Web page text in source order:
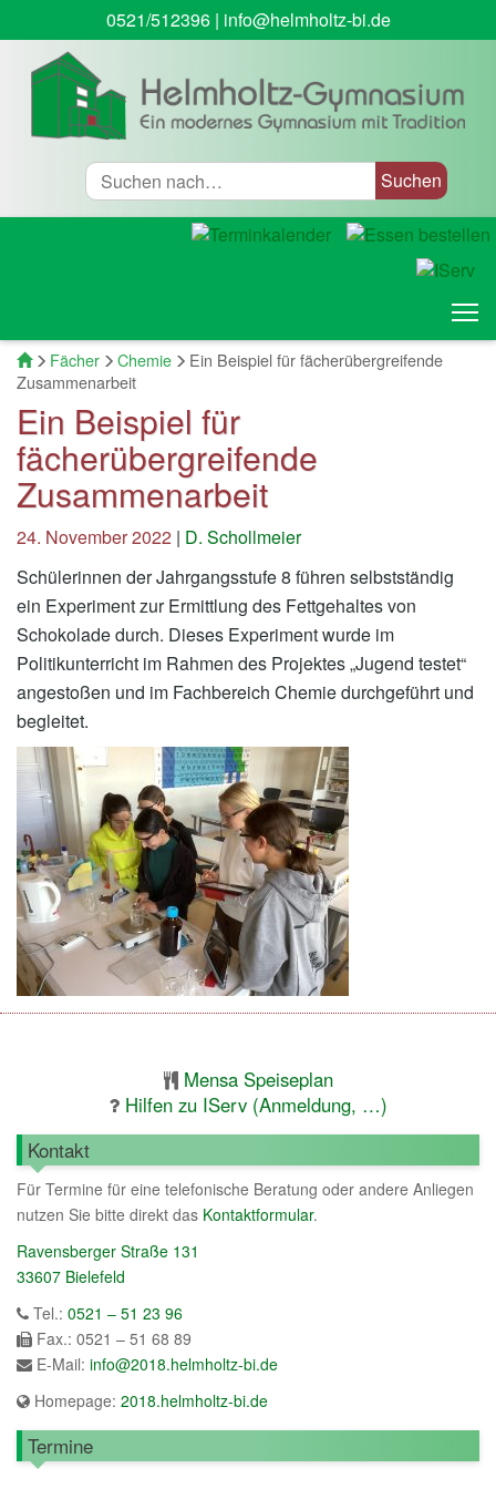
0521/512396| info@helmholtz-bi.de
Suche
Startseite
Fächer Chemie
Ein Beispiel für fächerübergreifende
Zusammenarbeit
Ein Beispiel für
fächerübergreifende
Zusammenarbeit
24. November 2022 | D. Schollmeier
Schülerinnen der Jahrgangsstufe 8 führen selbstständig
ein Experiment zur Ermittlung des Fettgehaltes von
Schokolade durch. Dieses Experiment wurde im
Politikunterricht im Rahmen des Projektes „Jugend testet“
angestoßen und im Fachbereich Chemie durchgeführt und
begleitet.
Mensa Speiseplan
Hilfen zu IServ (Anmeldung, …)
Kontakt
Für Termine für eine telefonische Beratung oder andere Anliegen
nutzen Sie bitte direkt das Kontaktformular.
Ravensberger Straße 131
33607 Bielefeld
Tel.: 0521 – 51 23 96
Fax.: 0521 – 51 68 89
E-Mail: info@2018.helmholtz-bi.de
Homepage: 2018.helmholtz-bi.de
Termine